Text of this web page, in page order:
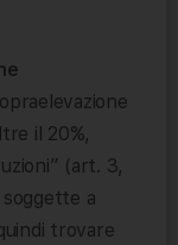
il 20%,
(art. 3,
soggette a
trovare